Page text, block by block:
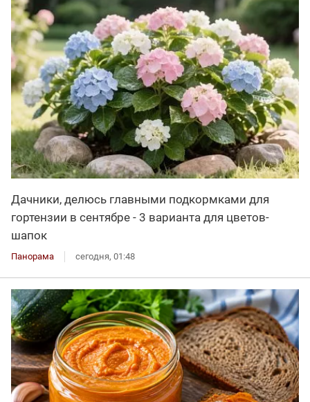
Дачники, делюсь главными подкормками для
гортензии в сентябре - 3 варианта для цветов-
шапок
Панорама сегодня, 01:48